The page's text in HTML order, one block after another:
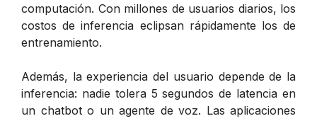
computación. Con millones de usuarios diarios, los
costos de inferencia eclipsan rápidamente los de
entrenamiento.
Además, la experiencia del usuario depende de la
inferencia: nadie tolera 5 segundos de latencia en
un chatbot o un agente de voz. Las aplicaciones